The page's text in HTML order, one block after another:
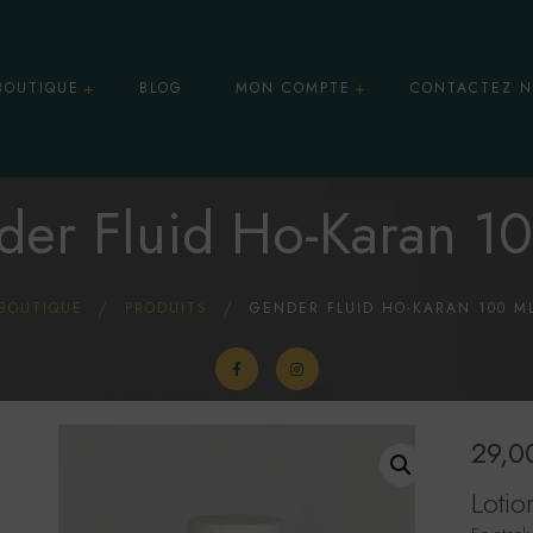
BLOG MON COMPTE CONTACTEZ
Fluid Ho-Karan
PRODUITS GENDER FLUID HO-KARAN 100 ML